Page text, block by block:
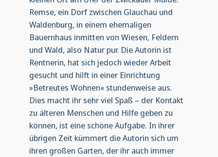
Remse, ein Dorf zwischen Glauchau und
Waldenburg, in einem ehemaligen
Bauernhaus inmitten von Wiesen, Feldern
und Wald, also Natur pur. Die Autorin ist
Rentnerin, hat sich jedoch wieder Arbeit
gesucht und hilft in einer Einrichtung
»Betreutes Wohnen« stundenweise aus.
Dies macht ihr sehr viel Spaß – der Kontakt
zu älteren Menschen und Hilfe geben zu
können, ist eine schöne Aufgabe. In ihrer
übrigen Zeit kümmert die Autorin sich um
ihren großen Garten, der ihr auch immer